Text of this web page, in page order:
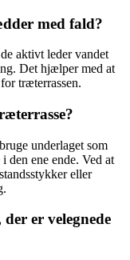
med fald?
aktivt leder vandet
Det hjælper med at
træterrassen.
underlaget som
den ene ende. Ved at
eller
er velegnede